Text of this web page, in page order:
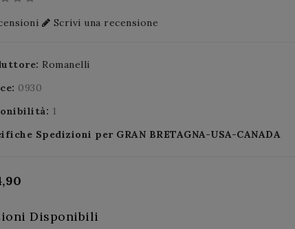
Scrivi una recensione
Romanelli
0930
1
Spedizioni per GRAN BRETAGNA-USA-CANADA
Disponibili